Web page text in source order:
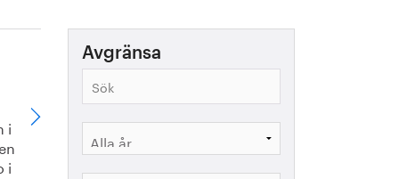
i
i
Avgränsa